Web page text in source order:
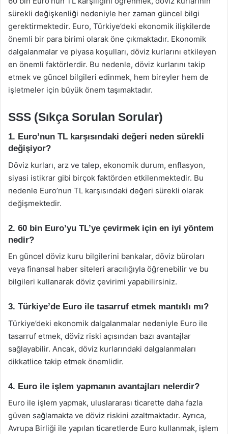
sürekli değişkenliği nedeniyle her zaman güncel bilgi
gerektirmektedir. Euro, Türkiye’deki ekonomik ilişkilerde
önemli bir para birimi olarak öne çıkmaktadır. Ekonomik
dalgalanmalar ve piyasa koşulları, döviz kurlarını etkileyen
en önemli faktörlerdir. Bu nedenle, döviz kurlarını takip
etmek ve güncel bilgileri edinmek, hem bireyler hem de
işletmeler için büyük önem taşımaktadır.
SSS (Sıkça Sorulan Sorular)
1. Euro’nun TL karşısındaki değeri neden sürekli
değişiyor?
Döviz kurları, arz ve talep, ekonomik durum, enflasyon,
siyasi istikrar gibi birçok faktörden etkilenmektedir. Bu
nedenle Euro’nun TL karşısındaki değeri sürekli olarak
değişmektedir.
2. 60 bin Euro’yu TL’ye çevirmek için en iyi yöntem
nedir?
En güncel döviz kuru bilgilerini bankalar, döviz büroları
veya finansal haber siteleri aracılığıyla öğrenebilir ve bu
bilgileri kullanarak döviz çevirimi yapabilirsiniz.
3. Türkiye’de Euro ile tasarruf etmek mantıklı mı?
Türkiye’deki ekonomik dalgalanmalar nedeniyle Euro ile
tasarruf etmek, döviz riski açısından bazı avantajlar
sağlayabilir. Ancak, döviz kurlarındaki dalgalanmaları
dikkatlice takip etmek önemlidir.
4. Euro ile işlem yapmanın avantajları nelerdir?
Euro ile işlem yapmak, uluslararası ticarette daha fazla
güven sağlamakta ve döviz riskini azaltmaktadır. Ayrıca,
Avrupa Birliği ile yapılan ticaretlerde Euro kullanmak, işlem